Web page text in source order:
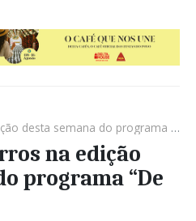
semana do programa “De Boa Saúde”
na edição
programa “De